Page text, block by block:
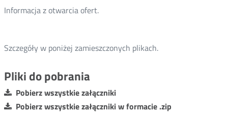
Informacja z otwarcia ofert.
Szczegóły w poniżej zamieszczonych plikach.
Pliki do pobrania
Pobierz wszystkie załączniki
Pobierz wszystkie załączniki w formacie .zip